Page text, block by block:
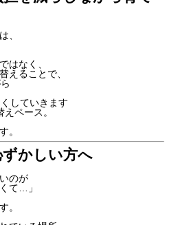
、
はなく、
えることで、
していきます
ペース。
。
かしい方へ
のが
て…」
。